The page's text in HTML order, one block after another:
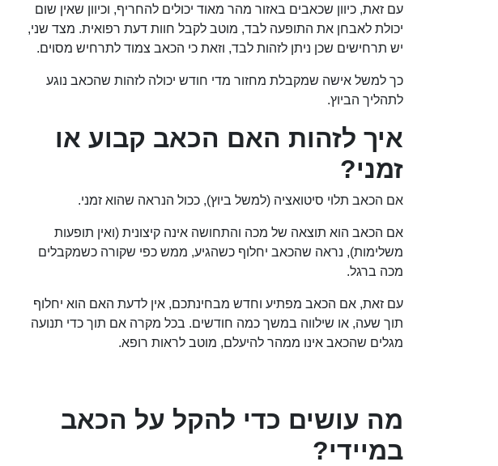
עם זאת, כיוון שכאבים באזור מהר מאוד יכולים להחריף, וכיוון שאין שום
יכולת לאבחן את התופעה לבד, מוטב לקבל חוות דעת רפואית. מצד שני,
יש תרחישים שכן ניתן לזהות לבד, וזאת כי הכאב צמוד לתרחיש מסוים.
כך למשל אישה שמקבלת מחזור מדי חודש יכולה לזהות שהכאב נוגע
לתהליך הביוץ.
איך לזהות האם הכאב קבוע או
זמני?
אם הכאב תלוי סיטואציה (למשל ביוץ), ככול הנראה שהוא זמני.
אם הכאב הוא תוצאה של מכה והתחושה אינה קיצונית (ואין תופעות
משלימות), נראה שהכאב יחלוף כשהגיע, ממש כפי שקורה כשמקבלים
מכה ברגל.
עם זאת, אם הכאב מפתיע וחדש מבחינתכם, אין לדעת האם הוא יחלוף
תוך שעה, או שילווה במשך כמה חודשים. בכל מקרה אם תוך כדי תנועה
מגלים שהכאב אינו ממהר להיעלם, מוטב לראות רופא.
מה עושים כדי להקל על הכאב
במיידי?